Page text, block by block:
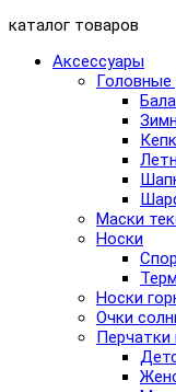
каталог товаров
Аксессуары
Маски
Носки
Носки
Очки
Перчатки